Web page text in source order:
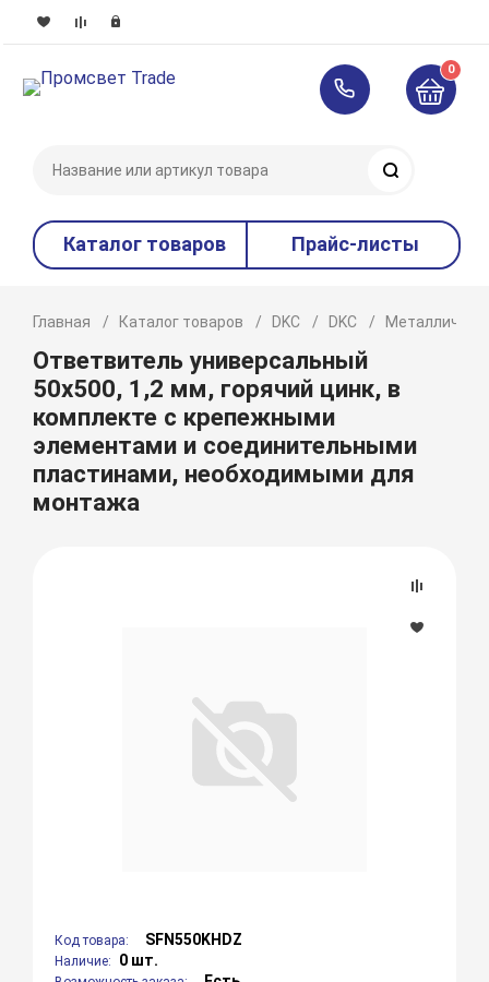
0
Каталог товаров Прайс-листы
Главная Каталог товаров DKC DKC
Ответвитель универсальный
50х500, 1,2 мм, горячий цинк, в
комплекте с крепежными
элементами и соединительными
пластинами, необходимыми для
монтажа
Код товара: SFN550KHDZ
Наличие: 0 шт.